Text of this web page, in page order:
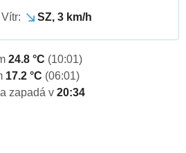
Vítr:
SZ, 3 km/h
24.8 °C (10:01)
17.2 °C (06:01)
a zapadá v 20:34